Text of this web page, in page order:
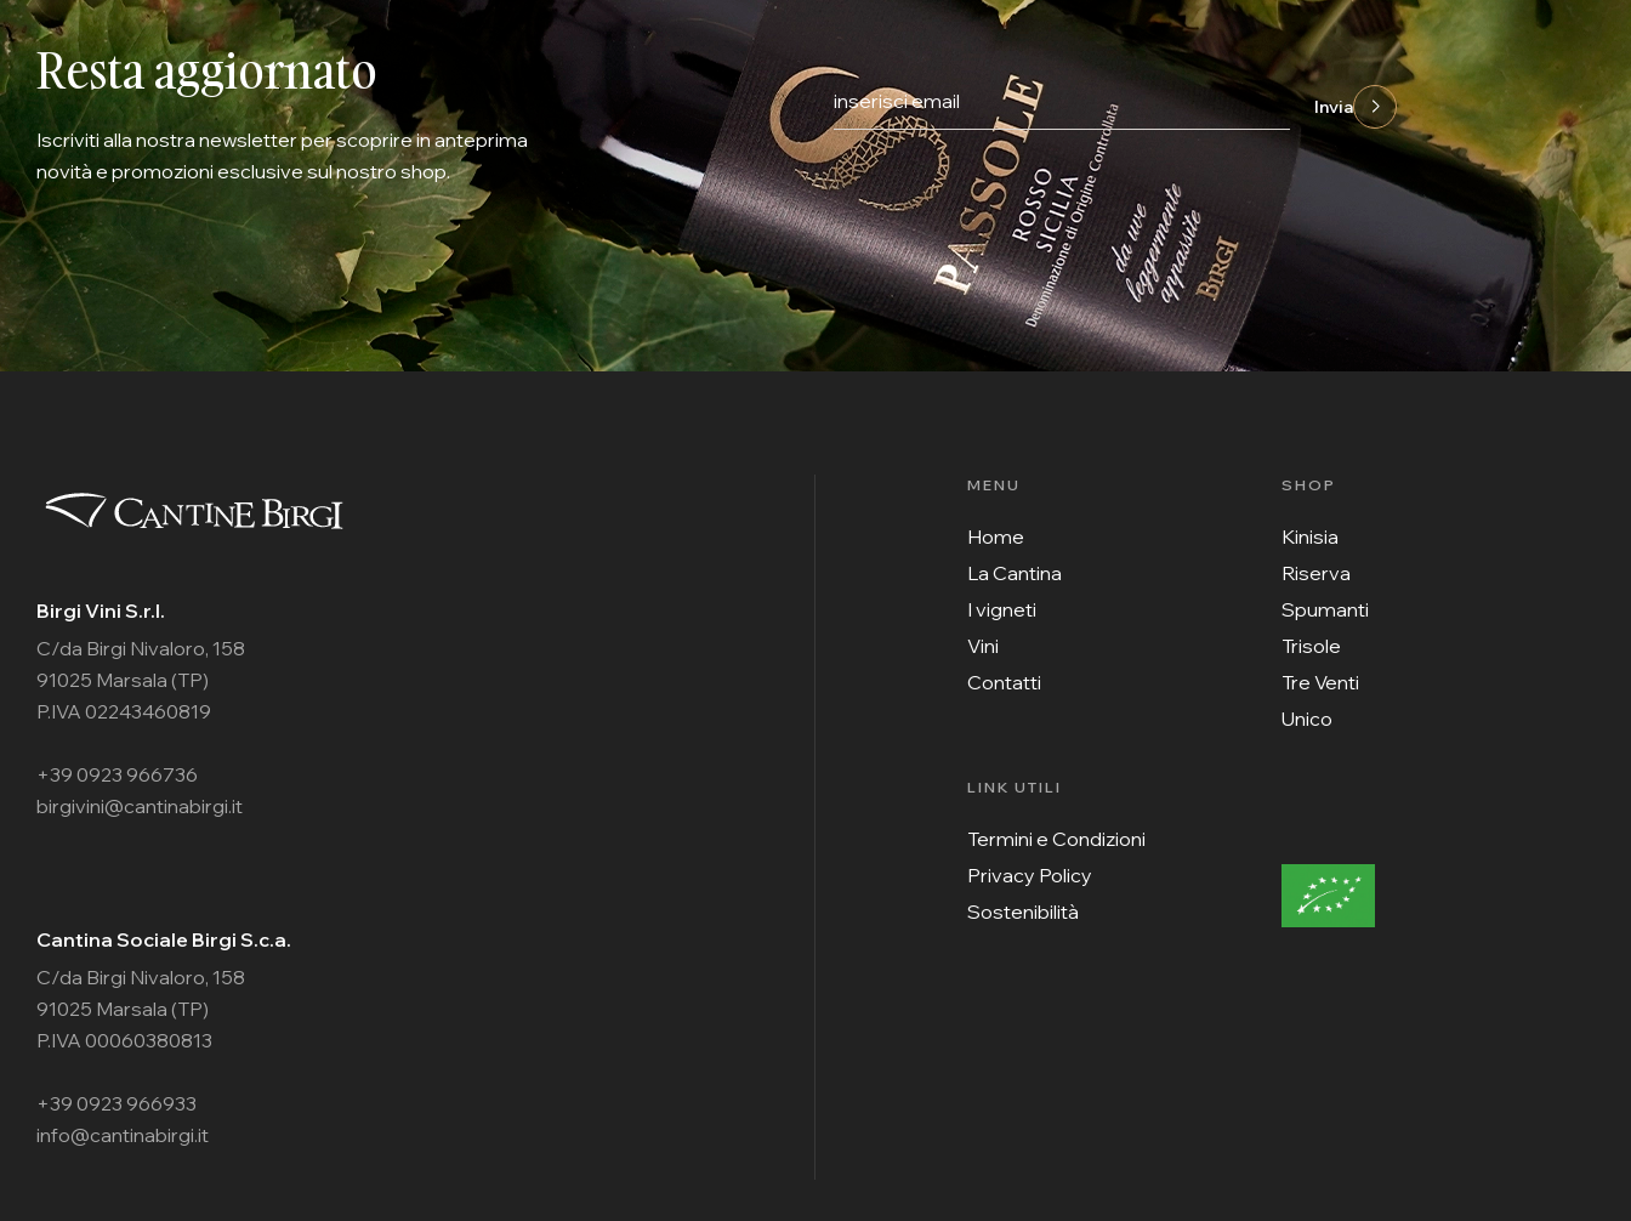
Resta aggiornato
Iscriviti alla nostra newsletter per scoprire in anteprima
novità e promozioni esclusive sul nostro shop.
Invia
Birgi Vini S.r.l.
C/da Birgi Nivaloro, 158
91025 Marsala (TP)
P.IVA 02243460819
+39 0923 966736
birgivini@cantinabirgi.it
Cantina Sociale Birgi S.c.a.
C/da Birgi Nivaloro, 158
91025 Marsala (TP)
P.IVA 00060380813
+39 0923 966933
info@cantinabirgi.it
MENU
Home
La Cantina
I vigneti
Vini
Contatti
SHOP
Kinisia
Riserva
Spumanti
Trisole
Tre Venti
Unico
LINK UTILI
Termini e Condizioni
Privacy Policy
Sostenibilità